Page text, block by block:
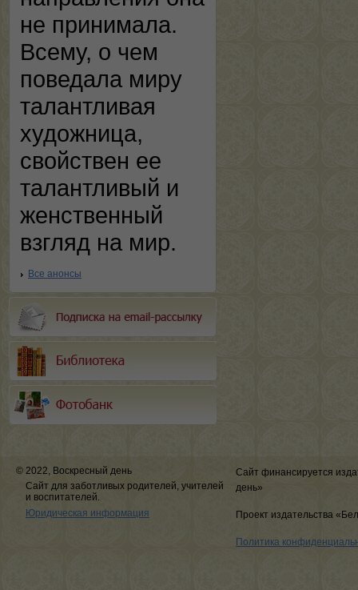
не принимала.
Всему, о чем
поведала миру
талантливая
художница,
свойствен ее
талантливый и
женственный
взгляд на мир.
Все анонсы
© 2022, Воскресный день
Сайт для заботливых родителей, учителей
и воспитателей.
Юридическая информация
Сайт финансируется
день»
Проект издательства
Политика